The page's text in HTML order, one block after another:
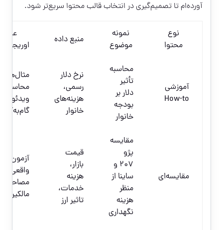
آورده‌ام تا تصمیم‌گیری در انتخاب قالب محتوا سریع‌تر شود.
نوع
محتوا
نمونه
موضوع
منبع داده
عنصر
آموزشی
How-to
محاسبه
تأثیر
دلار بر
بودجه
خانوار
نرخ دلار
رسمی،
هزینه‌های
خانوار
مثال‌های
ویدئو
گام‌به‌گام
مقایسه‌ای
مقایسه
پژو
207 و
ساینا از
منظر
هزینه
نگهداری
قیمت
بازار،
هزینه
خدمات،
تاثیر ارز
واقعی و
مصاحبه
مالکین